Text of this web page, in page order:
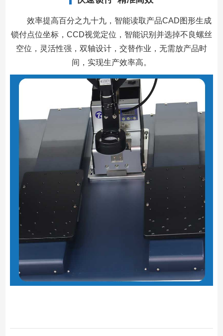
效率提高百分之九十九，智能读取产品CAD图形生成
锁付点位坐标，CCD视觉定位，智能识别并选掉不良螺丝
空位，灵活性强，双轴设计，交替作业，无需放产品时
间，实现生产效率高。